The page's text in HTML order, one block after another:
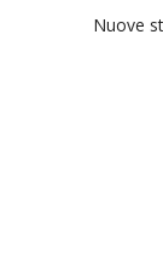
Nuove